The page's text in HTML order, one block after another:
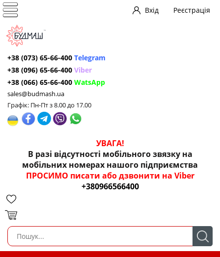
Вхід Реєстрація
+38 (073) 65-66-400 Telegram
+38 (096) 65-66-400 Viber
+38 (066) 65-66-400 WatsApp
sales@budmash.ua
Графік: Пн-Пт з 8.00 до 17.00
УВАГА!
В разі відсутності мобільного звязку на
мобільних номерах нашого підприємства
ПРОСИМО писати або дзвонити на Viber
+380966566400